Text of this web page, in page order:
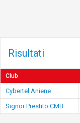
Risultati
Club
Cybertel Aniene
Signor Prestito CMB